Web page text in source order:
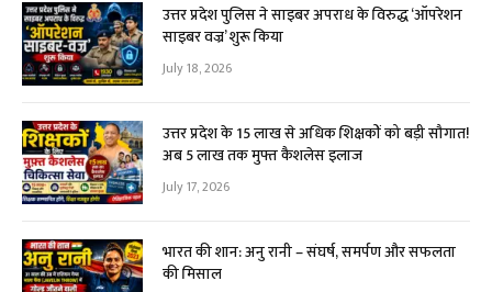
उत्तर प्रदेश पुलिस ने साइबर अपराध के विरुद्ध ‘ऑपरेशन
साइबर वज्र’ शुरू किया
July 18, 2026
उत्तर प्रदेश के 15 लाख से अधिक शिक्षकों को बड़ी सौगात!
अब ₹5 लाख तक मुफ्त कैशलेस इलाज
July 17, 2026
भारत की शान: अनु रानी – संघर्ष, समर्पण और सफलता
की मिसाल